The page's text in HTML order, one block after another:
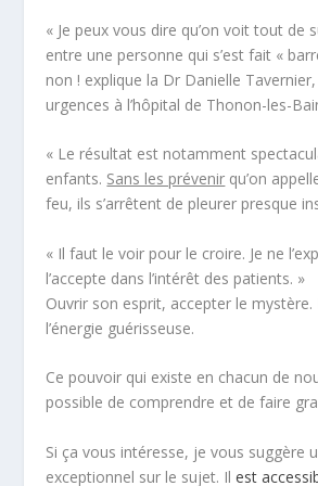
« Je peux vous dire qu’on voit tout de
entre une personne qui s’est fait «
non ! explique la Dr Danielle
urgences à l’hôpital de Thonon-les-
« Le résultat est notamment
enfants. Sans les prévenir qu’on
feu, ils s’arrêtent de pleurer presque
« Il faut le voir pour le croire. Je ne
l’accepte dans l’intérêt des patients. »
Ouvrir son esprit, accepter le mystère.
l’énergie guérisseuse.
Ce pouvoir qui existe en chacun de
possible de comprendre et de faire
Si ça vous intéresse, je vous suggère
exceptionnel sur le sujet. Ilest